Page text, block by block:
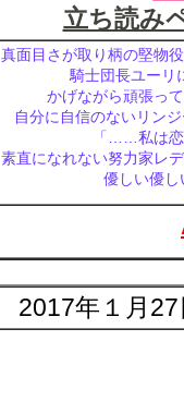
立ち読み
真面目さが取り柄の堅物
騎士団長ユーリ
かげながら頑張っ
自分に自信のないリン
「……私は
素直になれない努力家レ
優しい優
2017年１月